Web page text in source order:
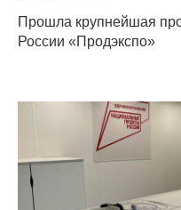
Прошла крупнейшая
России «Продэкспо»